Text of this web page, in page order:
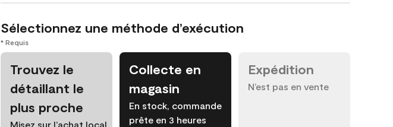
Sélectionnez une méthode d’exécution
* Requis
Trouvez le
détaillant le
plus proche
Misez sur l’achat local
Collecte en
magasin
En stock, commande
prête en 3 heures
Expédition
N’est pas en vente